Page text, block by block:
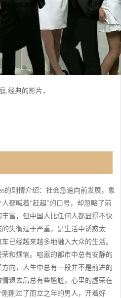
,经典的影片，
的剧情介绍：社会急速向前发展，象
都喊着“赶超”的口号，却忽略了前
富，但中国人比任何人都显得不快
失衡过于严重，是生活中诱惑太
已经越来越多地融入大众的生活。
和烦恼。喧嚣的都市中总有安静的
向，人生中总有一段并不是前进的
退去后总有些尴尬，心里的虚荣在
刚过了而立之年的男人，开着好